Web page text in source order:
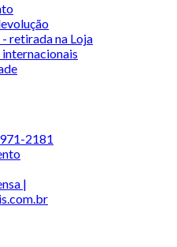
retirada na Loja
2181
|